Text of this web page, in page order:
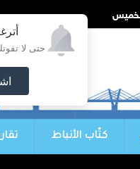
حتى لا
كتّاب الأنباط